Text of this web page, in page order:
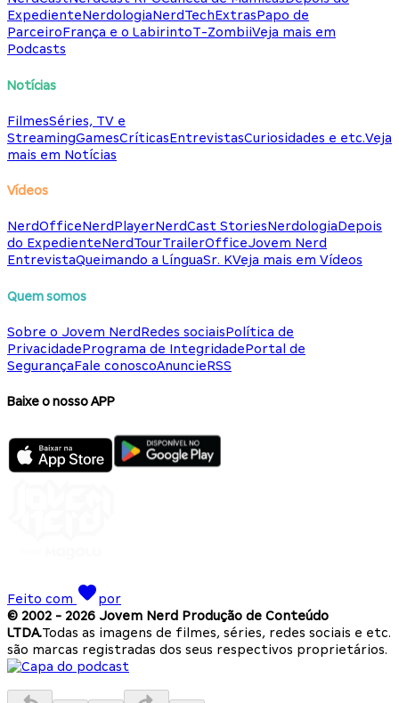
ExpedienteNerdologiaNerdTechExtrasPapo de
ParceiroFrança e o LabirintoT-ZombiiVeja mais em
Podcasts
Notícias
FilmesSéries, TV e
StreamingGamesCríticasEntrevistasCuriosidades e etc.Veja
mais em Notícias
Vídeos
NerdOfficeNerdPlayerNerdCast StoriesNerdologiaDepois
do ExpedienteNerdTourTrailerOfficeJovem Nerd
EntrevistaQueimando a LínguaSr. KVeja mais em Vídeos
Quem somos
Sobre o Jovem NerdRedes sociaisPolítica de
PrivacidadePrograma de IntegridadePortal de
SegurançaFale conoscoAnuncieRSS
Baixe o nosso APP
Feito com
por
© 2002 - 2026 Jovem Nerd Produção de Conteúdo
LTDA.Todas as imagens de filmes, séries, redes sociais e etc.
são marcas registradas dos seus respectivos proprietários.